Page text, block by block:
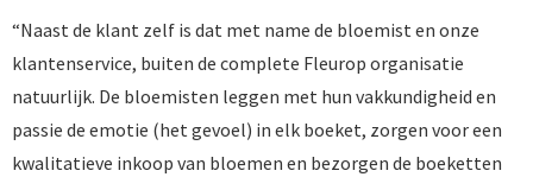
“Naast de klant zelf is dat met name de bloemist en onze
klantenservice, buiten de complete Fleurop organisatie
natuurlijk. De bloemisten leggen met hun vakkundigheid en
passie de emotie (het gevoel) in elk boeket, zorgen voor een
kwalitatieve inkoop van bloemen en bezorgen de boeketten